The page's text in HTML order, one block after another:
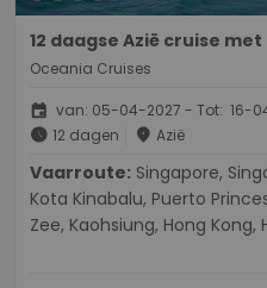
12 daagse Azië cruise
Oceania Cruises
event van: 05-04-2027 - Tot: 16-
schedule 12 dagen place Azië
Vaarroute:
Kota Kinabalu, Puerto
Zee, Kaohsiung, Hong Kong,